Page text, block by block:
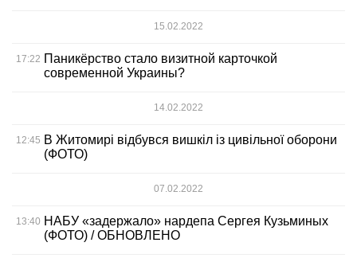
15.02.2022
17:22 Паникёрство стало визитной карточкой
современной Украины?
14.02.2022
12:45 В Житомирі відбувся вишкіл із цивільної оборони
(ФОТО)
07.02.2022
13:40 НАБУ «задержало» нардепа Сергея Кузьминых
(ФОТО) / ОБНОВЛЕНО